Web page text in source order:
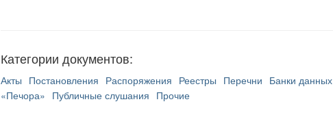
Категории документов:
Акты Постановления Распоряжения Реестры Перечни Банки данных
«Печора» Публичные слушания Прочие